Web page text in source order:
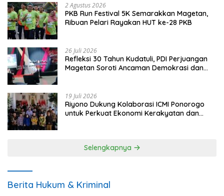
2 Agustus 2026
PKB Run Festival 5K Semarakkan Magetan,
Ribuan Pelari Rayakan HUT ke-28 PKB
26 Juli 2026
Refleksi 30 Tahun Kudatuli, PDI Perjuangan
Magetan Soroti Ancaman Demokrasi dan
19 Juli 2026
Riyono Dukung Kolaborasi ICMI Ponorogo
untuk Perkuat Ekonomi Kerakyatan dan
Selengkapnya
Berita Hukum & Kriminal